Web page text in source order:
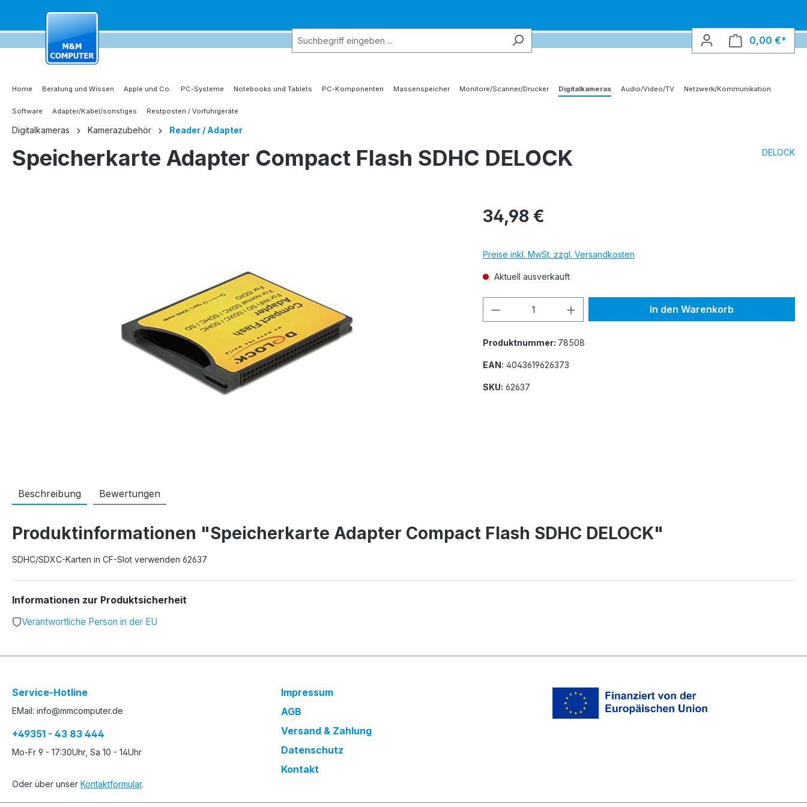
Zur Hauptnavigation springen
0,00 €*
Home Beratung und Wissen Apple und Co. PC-Systeme Notebooks und Tablets PC-Komponenten Massenspeicher Monitore/Scanner/Drucker Digitalkameras Audio/Video/TV Netzwerk/Kommunikation
Software Adapter/Kabel/sonstiges Restposten / Vorführgeräte
Digitalkameras Kamerazubehör Reader / Adapter
Speicherkarte Adapter Compact Flash SDHC DELOCK DELOCK
34,98 €
Preise inkl. MwSt. zzgl. Versandkosten
Aktuell ausverkauft
Produkt Anzahl: Gib den gewünschten Wert
In den Warenkorb
Produktnummer: 78508
EAN: 4043619626373
SKU: 62637
Beschreibung Bewertungen
Produktinformationen "Speicherkarte Adapter Compact Flash SDHC DELOCK"
SDHC/SDXC-Karten in CF-Slot verwenden 62637
Informationen zur Produktsicherheit
Verantwortliche Person in der EU
Service-Hotline
EMail: info@mmcomputer.de
+49351 - 43 83 444
Mo-Fr 9 - 17:30Uhr, Sa 10 - 14Uhr
Oder über unser Kontaktformular.
Impressum
AGB
Versand & Zahlung
Datenschutz
Kontakt